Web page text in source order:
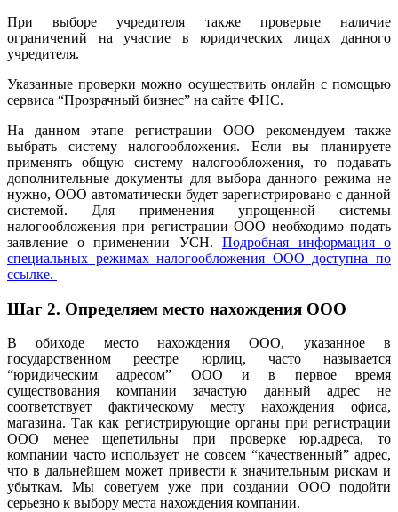
При выборе учредителя также проверьте наличие
ограничений на участие в юридических лицах данного
учредителя.
Указанные проверки можно осуществить онлайн с помощью
сервиса “Прозрачный бизнес” на сайте ФНС.
На данном этапе регистрации ООО рекомендуем также
выбрать систему налогообложения. Если вы планируете
применять общую систему налогообложения, то подавать
дополнительные документы для выбора данного режима не
нужно, ООО автоматически будет зарегистрировано с данной
системой. Для применения упрощенной системы
налогообложения при регистрации ООО необходимо подать
заявление о применении УСН. Подробная информация о
специальных режимах налогообложения ООО доступна по
ссылке.
Шаг 2. Определяем место нахождения ООО
В обиходе место нахождения ООО, указанное в
государственном реестре юрлиц, часто называется
“юридическим адресом” ООО и в первое время
существования компании зачастую данный адрес не
соответствует фактическому месту нахождения офиса,
магазина. Так как регистрирующие органы при регистрации
ООО менее щепетильны при проверке юр.адреса, то
компании часто использует не совсем “качественный” адрес,
что в дальнейшем может привести к значительным рискам и
убыткам. Мы советуем уже при создании ООО подойти
серьезно к выбору места нахождения компании.